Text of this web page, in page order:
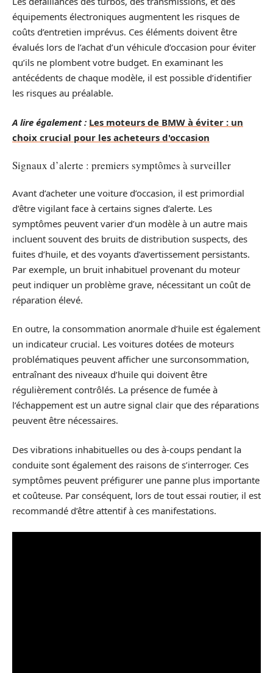
équipements électroniques augmentent les risques de
coûts d’entretien imprévus. Ces éléments doivent être
évalués lors de l’achat d’un véhicule d’occasion pour éviter
qu’ils ne plombent votre budget. En examinant les
antécédents de chaque modèle, il est possible d’identifier
les risques au préalable.
A lire également : Les moteurs de BMW à éviter : un
choix crucial pour les acheteurs d'occasion
Signaux d’alerte : premiers symptômes à surveiller
Avant d’acheter une voiture d’occasion, il est primordial
d’être vigilant face à certains signes d’alerte. Les
symptômes peuvent varier d’un modèle à un autre mais
incluent souvent des bruits de distribution suspects, des
fuites d’huile, et des voyants d’avertissement persistants.
Par exemple, un bruit inhabituel provenant du moteur
peut indiquer un problème grave, nécessitant un coût de
réparation élevé.
En outre, la consommation anormale d’huile est également
un indicateur crucial. Les voitures dotées de moteurs
problématiques peuvent afficher une surconsommation,
entraînant des niveaux d’huile qui doivent être
régulièrement contrôlés. La présence de fumée à
l’échappement est un autre signal clair que des réparations
peuvent être nécessaires.
Des vibrations inhabituelles ou des à-coups pendant la
conduite sont également des raisons de s’interroger. Ces
symptômes peuvent préfigurer une panne plus importante
et coûteuse. Par conséquent, lors de tout essai routier, il est
recommandé d’être attentif à ces manifestations.